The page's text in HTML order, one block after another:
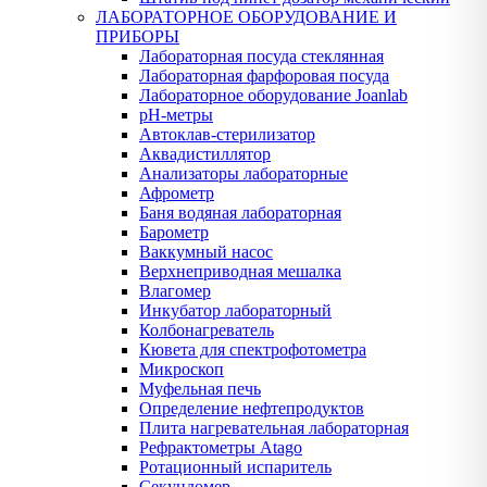
ЛАБОРАТОРНОЕ ОБОРУДОВАНИЕ И
ПРИБОРЫ
Лабораторная посуда стеклянная
Лабораторная фарфоровая посуда
Лабораторное оборудование Joanlab
pH-метры
Автоклав-стерилизатор
Аквадистиллятор
Анализаторы лабораторные
Афрометр
Баня водяная лабораторная
Барометр
Ваккумный насос
Верхнеприводная мешалка
Влагомер
Инкубатор лабораторный
Колбонагреватель
Кювета для спектрофотометра
Микроскоп
Муфельная печь
Определение нефтепродуктов
Плита нагревательная лабораторная
Рефрактометры Atago
Ротационный испаритель